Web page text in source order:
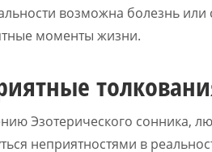
возможна болезнь или
моменты жизни.
Эзотерического сонника,
неприятностями в